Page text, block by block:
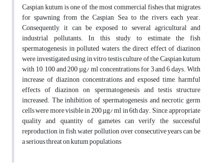
Caspian kutum is one of the most commercial fishes that migrates
for spawning from the Caspian Sea to the rivers each year.
Consequently, it can be exposed to several agricultural and
industrial pollutants. In this study, to estimate the fish
spermatogenesis in polluted waters, the direct effect of diazinon
were investigated using in vitro testis culture of the Caspian kutum
with 10, 100 and 200 µg/ ml concentrations for 3 and 6 days. With
increase of diazinon concentrations and exposed time, harmful
effects of diazinon on spermatogenesis and testis structure
increased. The inhibition of spermatogenesis and necrotic germ
cells were more visible in 200 µg/ ml in 6th day. Since, appropriate
quality and quantity of gametes can verify the successful
reproduction in fish, water pollution over consecutive years can be
a serious threat on kutum populations